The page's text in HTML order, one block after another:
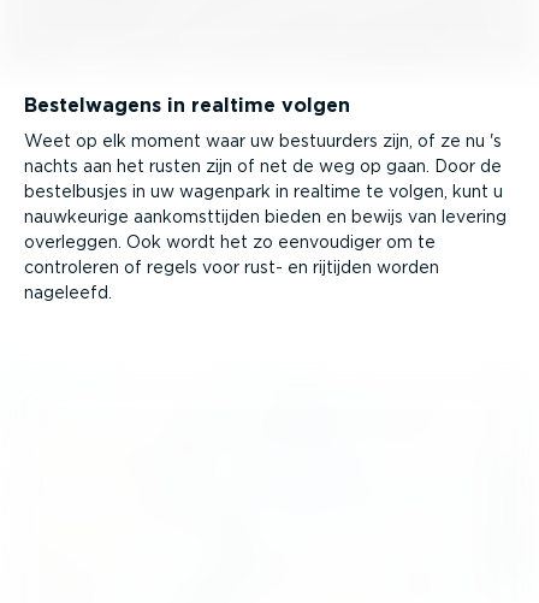
Bestel­wagens in realtime volgen
Weet op elk moment waar uw bestuurders zijn, of ze nu 's
nachts aan het rusten zijn of net de weg op gaan. Door de
bestel­busjes in uw wagenpark in realtime te volgen, kunt u
nauwkeurige aankomst­tijden bieden en bewijs van levering
overleggen. Ook wordt het zo eenvoudiger om te
controleren of regels voor rust- en rijtijden worden
nageleefd.